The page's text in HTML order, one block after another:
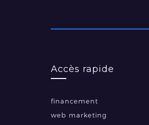
Accès rapide
financement
web marketing